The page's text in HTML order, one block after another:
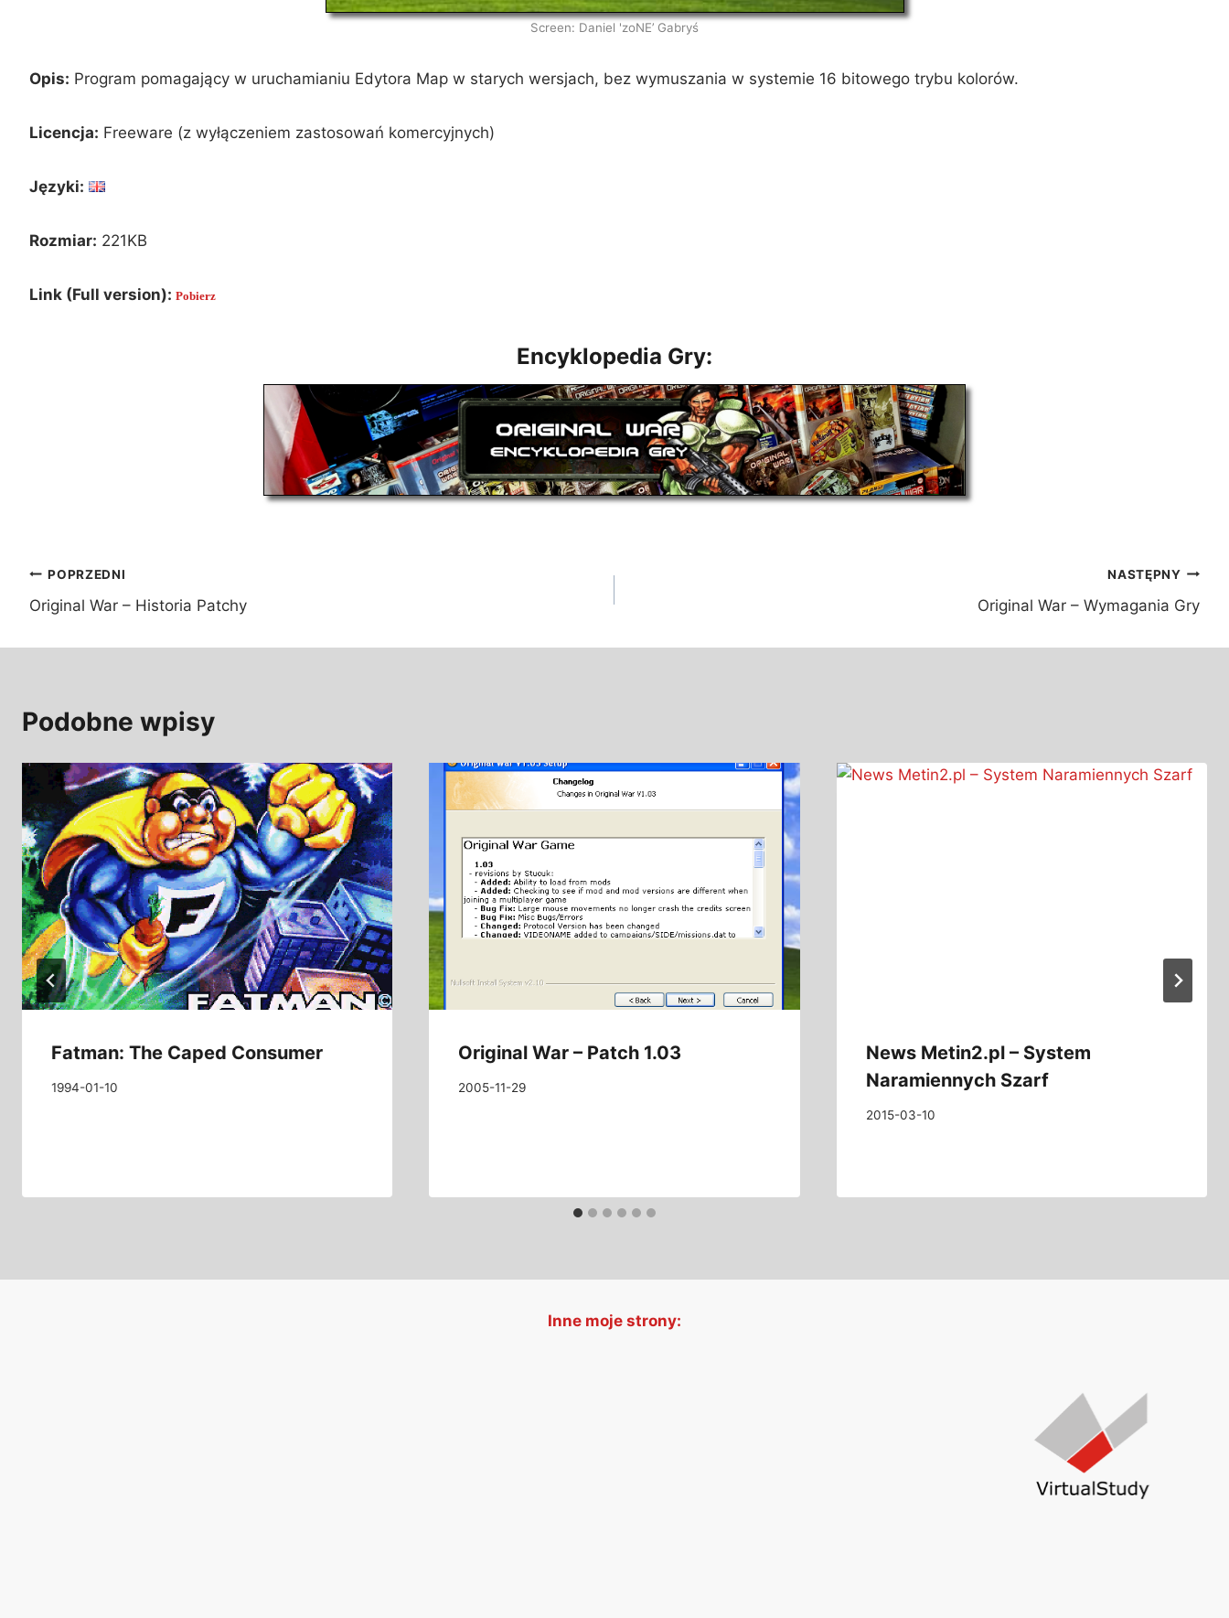
Screen: Daniel 'zoNE’ Gabryś
Opis: Program pomagający w uruchamianiu Edytora Map w starych wersjach, bez wymuszania w systemie 16 bitowego trybu kolorów.
Licencja: Freeware (z wyłączeniem zastosowań komercyjnych)
Języki:
Rozmiar: 221KB
Link (Full version): Pobierz
Encyklopedia Gry:
Nawigacja
wpisu
POPRZEDNI
Original War – Historia Patchy
NASTĘPNY
Original War – Wymagania Gry
Podobne wpisy
Fatman: The Caped Consumer
1994-01-10
Original War – Patch 1.03
2005-11-29
News Metin2.pl – System
Naramiennych Szarf
2015-03-10
Inne moje strony: